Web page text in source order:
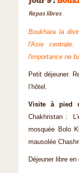
Repas libres
Boukhara la
l'Asie centrale.
l'importance ne
Petit déjeuner.
l’hôtel.
Visite à pied
Chakhristan :
mosquée Bolo
mausolée
Déjeuner libre en